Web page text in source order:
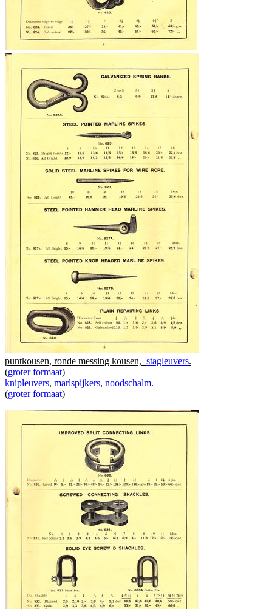
puntkousen, ronde messing kousen, stagleuvers.
(groter formaat)
knipleuvers, marlspijkers, noodschalm.
(groter formaat)